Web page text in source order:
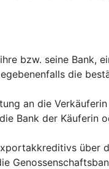
bzw. seine Bank,
die
an die
Bank der Käuferin
über